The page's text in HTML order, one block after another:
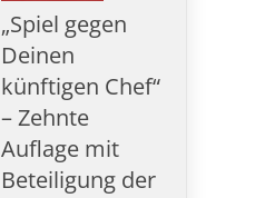
„Spiel gegen
Deinen
künftigen Chef“
– Zehnte
Auflage mit
Beteiligung der